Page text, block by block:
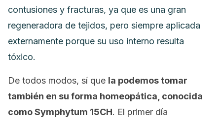
contusiones y fracturas, ya que es una gran
regeneradora de tejidos, pero siempre aplicada
externamente porque su uso interno resulta
tóxico.
De todos modos, sí que la podemos tomar
también en su forma homeopática, conocida
comoSymphytum 15CH. El primer día